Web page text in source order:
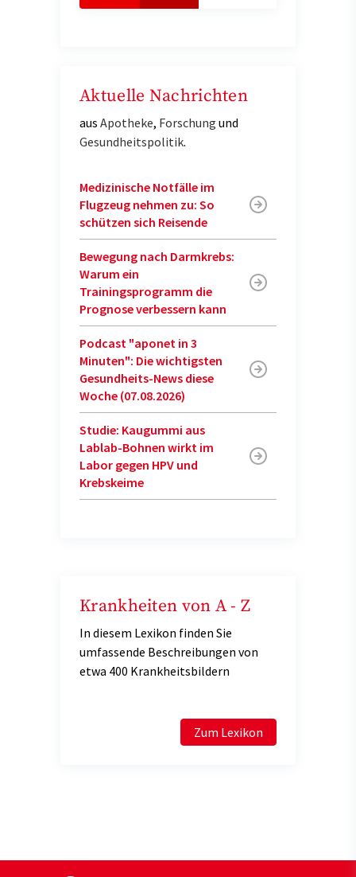
Aktuelle Nachrichten
aus Apotheke, Forschung und
Gesundheitspolitik.
Medizinische Notfälle im
Flugzeug nehmen zu: So
schützen sich Reisende
Bewegung nach Darmkrebs:
Warum ein
Trainingsprogramm die
Prognose verbessern kann
Podcast "aponet in 3
Minuten": Die wichtigsten
Gesundheits-News diese
Woche (07.08.2026)
Studie: Kaugummi aus
Lablab-Bohnen wirkt im
Labor gegen HPV und
Krebskeime
Krankheiten von A - Z
In diesem Lexikon finden Sie
umfassende Beschreibungen von
etwa 400 Krankheitsbildern
Zum Lexikon